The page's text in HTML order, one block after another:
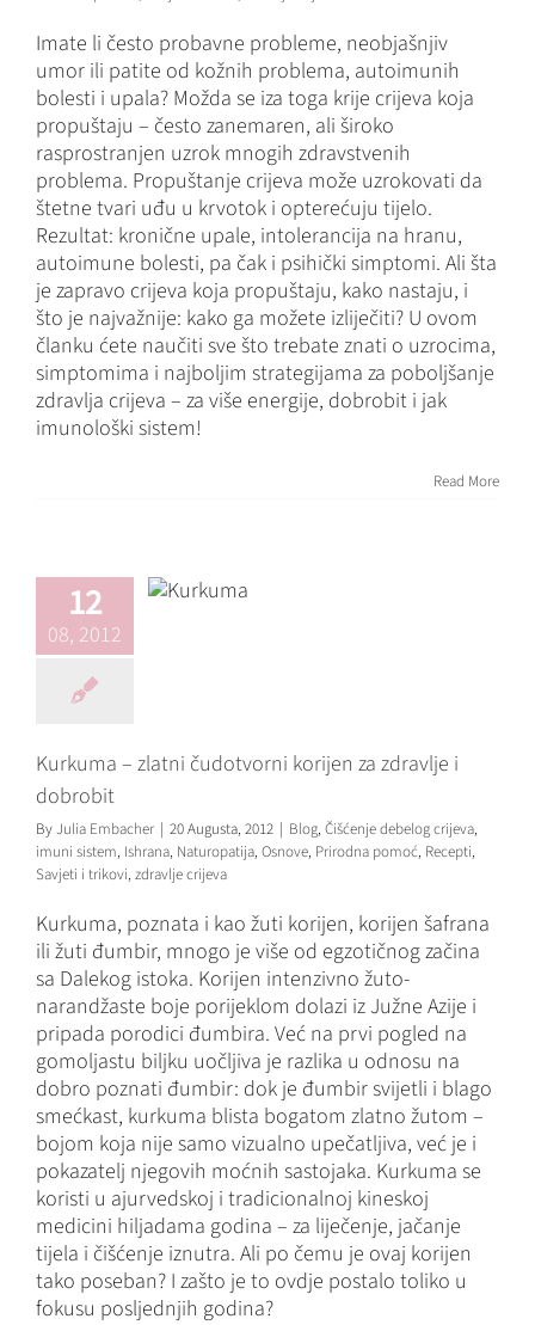
Imate li često probavne probleme, neobjašnjiv
umor ili patite od kožnih problema, autoimunih
bolesti i upala? Možda se iza toga krije crijeva koja
propuštaju – često zanemaren, ali široko
rasprostranjen uzrok mnogih zdravstvenih
problema. Propuštanje crijeva može uzrokovati da
štetne tvari uđu u krvotok i opterećuju tijelo.
Rezultat: kronične upale, intolerancija na hranu,
autoimune bolesti, pa čak i psihički simptomi. Ali šta
je zapravo crijeva koja propuštaju, kako nastaju, i
što je najvažnije: kako ga možete izliječiti? U ovom
članku ćete naučiti sve što trebate znati o uzrocima,
simptomima i najboljim strategijama za poboljšanje
zdravlja crijeva – za više energije, dobrobit i jak
imunološki sistem!
Read More
12
08, 2012
dobrobit
Kurkuma – zlatni čudotvorni korijen za zdravlje i
dobrobit
ByJulia Embacher | 20 Augusta, 2012 | Blog, Čišćenje debelog crijeva,
imuni sistem, Ishrana, Naturopatija, Osnove, Prirodna pomoć, Recepti,
Savjeti i trikovi, zdravlje crijeva
Kurkuma, poznata i kao žuti korijen, korijen šafrana
ili žuti đumbir, mnogo je više od egzotičnog začina
sa Dalekog istoka. Korijen intenzivno žuto-
narandžaste boje porijeklom dolazi iz Južne Azije i
pripada porodici đumbira. Već na prvi pogled na
gomoljastu biljku uočljiva je razlika u odnosu na
dobro poznati đumbir: dok je đumbir svijetli i blago
smećkast, kurkuma blista bogatom zlatno žutom –
bojom koja nije samo vizualno upečatljiva, već je i
pokazatelj njegovih moćnih sastojaka. Kurkuma se
koristi u ajurvedskoj i tradicionalnoj kineskoj
medicini hiljadama godina – za liječenje, jačanje
tijela i čišćenje iznutra. Ali po čemu je ovaj korijen
tako poseban? I zašto je to ovdje postalo toliko u
fokusu posljednjih godina?